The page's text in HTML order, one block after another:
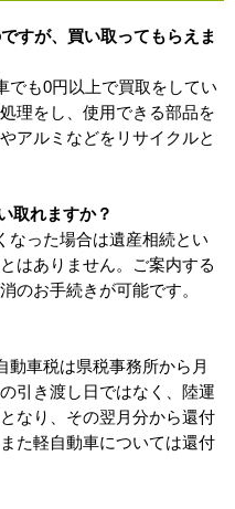
すが、買い取ってもらえま
も0円以上で買取をしてい
理をし、使用できる部品を
アルミなどをリサイクルと
取れますか？
った場合は遺産相続とい
はありません。ご案内する
のお手続きが可能です。
車税は県税事務所から月
引き渡し日ではなく、陸運
なり、その翌月分から還付
た軽自動車については還付